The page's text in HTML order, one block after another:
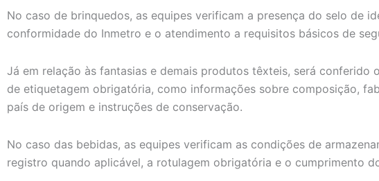
No caso de brinquedos, as equipes verificam a presença do selo de
conformidade do Inmetro e o atendimento a requisitos básicos de
Já em relação às fantasias e demais produtos têxteis, será conferido
de etiquetagem obrigatória, como informações sobre composição,
país de origem e instruções de conservação.
No caso das bebidas, as equipes verificam as condições de
registro quando aplicável, a rotulagem obrigatória e o cumprimento